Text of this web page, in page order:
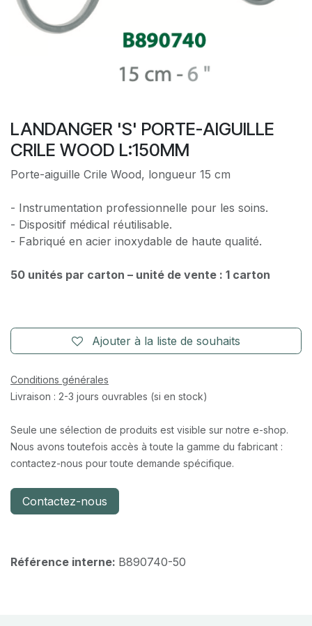
LANDANGER 'S' PORTE-AIGUILLE
CRILE WOOD L:150MM
Porte-aiguille Crile Wood, longueur 15 cm
- Instrumentation professionnelle pour les soins.
- Dispositif médical réutilisable.
- Fabriqué en acier inoxydable de haute qualité.
50 unités par carton – unité de vente : 1 carton
Ajouter à la liste de souhaits
Conditions générales
Livraison : 2-3 jours ouvrables (si en stock)
Seule une sélection de produits est visible sur notre e-shop.
Nous avons toutefois accès à toute la gamme du fabricant :
contactez-nous pour toute demande spécifique.
Contactez-nous
Référence interne: B890740-50